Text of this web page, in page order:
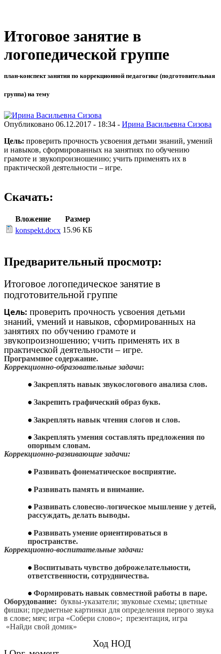
Итоговое занятие в
логопедической группе
план-конспект занятия по коррекционной педагогике (подготовительная
группа) на тему
Опубликовано 06.12.2017 - 18:34 - Ирина Васильевна Сизова
Цель: проверить прочность усвоения детьми знаний, умений
и навыков, сформированных на занятиях по обучению
грамоте и звукопроизношению; учить применять их в
практической деятельности – игре.
Скачать:
Вложение
Размер
konspekt.docx 15.96 КБ
Предварительный просмотр:
Итоговое логопедическое занятие в
подготовительной группе
Цель: проверить прочность усвоения детьми
знаний, умений и навыков, сформированных на
занятиях по обучению грамоте и
звукопроизношению; учить применять их в
практической деятельности – игре.
Программное содержание.
Коррекционно-образовательные задачи:
Закреплять навык звукослогового анализа слов.
Закрепить графический образ букв.
Закреплять навык чтения слогов и слов.
Закреплять умения составлять предложения по
опорным словам.
Коррекционно-развивающие задачи:
Развивать фонематическое восприятие.
Развивать память и внимание.
Развивать словесно-логическое мышление у детей,
рассуждать, делать выводы.
Развивать умение ориентироваться в
пространстве.
Коррекционно-воспитательные задачи:
Воспитывать чувство доброжелательности,
ответственности, сотрудничества.
Формировать навык совместной работы в паре.
Оборудование: буквы-указатели; звуковые схемы; цветные
фишки; предметные картинки для определения первого звука
в слове; мяч; игра «Собери слово»; презентация, игра
«Найди свой домик»
Ход НОД